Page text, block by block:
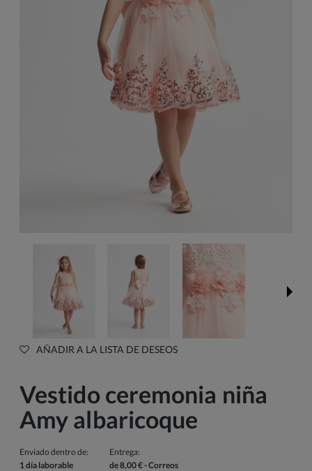
AÑADIR A LA LISTA DE DESEOS
Vestido ceremonia niña
Amy albaricoque
Enviado dentro de:
1 día laborable
Entrega:
de 8,00 €- Correos